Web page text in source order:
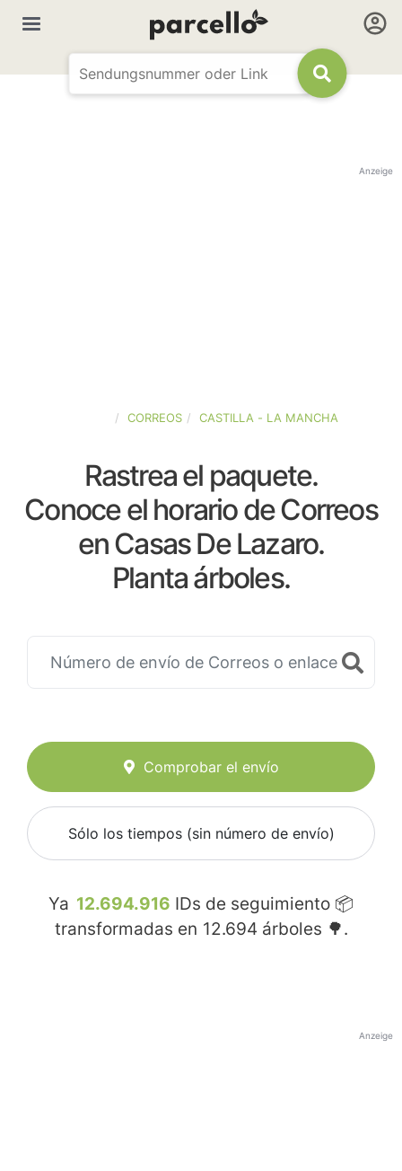
Anzeige
CORREOS CASTILLA - LA MANCHA
Rastrea el paquete.
Conoce el horario de Correos
en Casas De Lazaro.
Planta árboles.
Comprobar el envío
Sólo los tiempos (sin número de envío)
Ya 12.694.916 IDs de seguimiento 📦
transformadas en 12.694 árboles 🌳.
Anzeige